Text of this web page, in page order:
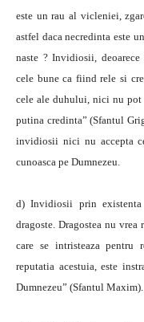
este un rau al vicleniei,
astfel daca necredinta este
naste ? Invidiosii,
cele bune ca fiind rele si
cele ale duhului, nici nu pot
putina credinta” (Sfantul
invidiosii nici nu accepta
cunoasca pe Dumnezeu.
d) Invidiosii prin
dragoste. Dragostea nu
care se intristeaza pentru
reputatia acestuia, este
Dumnezeu” (Sfantul Maxim).